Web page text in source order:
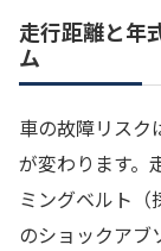
走行距離と年
ム
車の故障リスク
が変わります。
ミングベルト（
のショックアブ